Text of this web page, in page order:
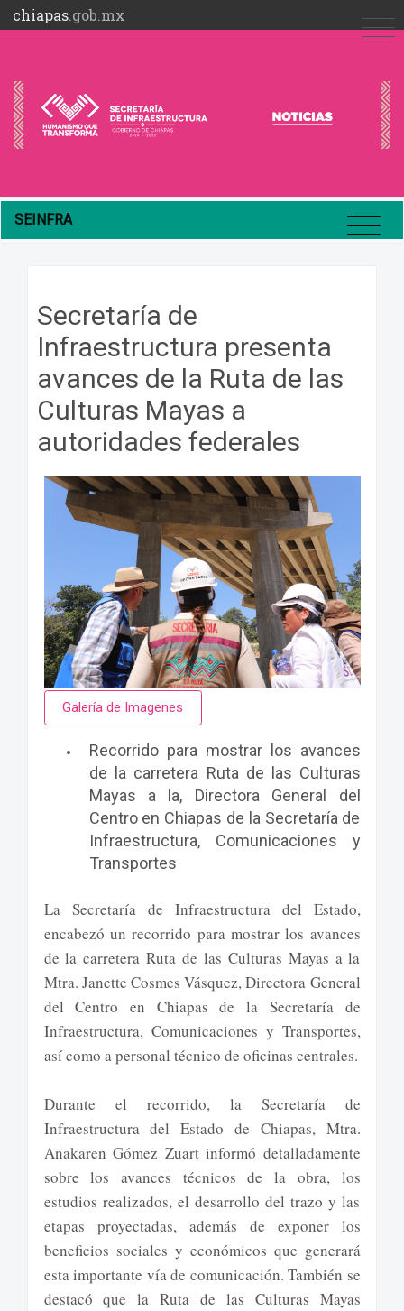
chiapas.gob.mx
SEINFRA
Secretaría de
Infraestructura presenta
avances de la Ruta de las
Culturas Mayas a
autoridades federales
Galería de Imagenes
Recorrido para mostrar los avances
de la carretera Ruta de las Culturas
Mayas a la, Directora General del
Centro en Chiapas de la Secretaría de
Infraestructura, Comunicaciones y
Transportes
La Secretaría de Infraestructura del Estado,
encabezó un recorrido para mostrar los avances
de la carretera Ruta de las Culturas Mayas a la
Mtra. Janette Cosmes Vásquez, Directora General
del Centro en Chiapas de la Secretaría de
Infraestructura, Comunicaciones y Transportes,
así como a personal técnico de oficinas centrales.
Durante el recorrido, la Secretaría de
Infraestructura del Estado de Chiapas, Mtra.
Anakaren Gómez Zuart informó detalladamente
sobre los avances técnicos de la obra, los
estudios realizados, el desarrollo del trazo y las
etapas proyectadas, además de exponer los
beneficios sociales y económicos que generará
esta importante vía de comunicación. También se
destacó que la Ruta de las Culturas Mayas